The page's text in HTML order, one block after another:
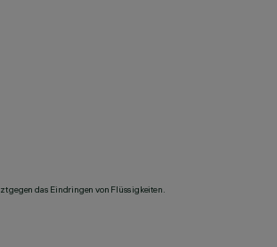
gegen das Eindringen von Flüssigkeiten.